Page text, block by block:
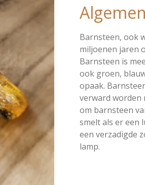
Barnsteen, ook
miljoenen jaren
Barnsteen is
ook groen,
opaak.
verward worden
om barnsteen
smelt als er een
een verzadigde
lamp.